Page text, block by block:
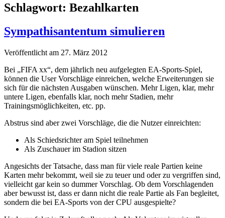
Schlagwort: Bezahlkarten
Sympathisantentum simulieren
Veröffentlicht am 27. März 2012
Bei „FIFA xx“, dem jährlich neu aufgelegten EA-Sports-Spiel,
können die User Vorschläge einreichen, welche Erweiterungen sie
sich für die nächsten Ausgaben wünschen. Mehr Ligen, klar, mehr
untere Ligen, ebenfalls klar, noch mehr Stadien, mehr
Trainingsmöglichkeiten, etc. pp.
Abstrus sind aber zwei Vorschläge, die die Nutzer einreichten:
Als Schiedsrichter am Spiel teilnehmen
Als Zuschauer im Stadion sitzen
Angesichts der Tatsache, dass man für viele reale Partien keine
Karten mehr bekommt, weil sie zu teuer und oder zu vergriffen sind,
vielleicht gar kein so dummer Vorschlag. Ob dem Vorschlagenden
aber bewusst ist, dass er dann nicht die reale Partie als Fan begleitet,
sondern die bei EA-Sports von der CPU ausgespielte?